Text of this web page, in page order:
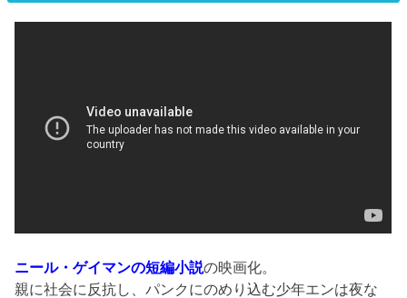
ニール・ゲイマンの短編小説の映画化。
親に社会に反抗し、パンクにのめり込む少年エンは夜な